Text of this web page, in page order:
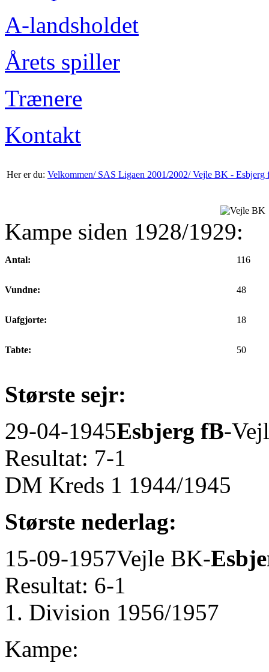
A-landsholdet
Årets spiller
Trænere
Kontakt
Her er du: Velkommen/ SAS Ligaen 2001/2002/Vejle BK - Esbjerg
Kampe siden 1928/1929:
Antal: 116
Vundne: 48
Uafgjorte: 18
Tabte: 50
Største sejr:
29-04-1945Esbjerg fB-
Resultat: 7-1
DM Kreds 1 1944/1945
Største nederlag:
15-09-1957Vejle BK-
Resultat: 6-1
1. Division 1956/1957
Kampe: